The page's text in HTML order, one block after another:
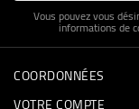
Vous pouvez vous
informations de
COORDONNÉES
VOTRE COMPTE